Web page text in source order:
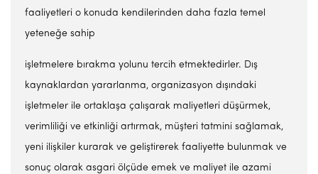
faaliyetleri o konuda kendilerinden daha fazla temel
yeteneğe sahip
işletmelere bırakma yolunu tercih etmektedirler. Dış
kaynaklardan yararlanma, organizasyon dışındaki
işletmeler ile ortaklaşa çalışarak maliyetleri düşürmek,
verimliliği ve etkinliği artırmak, müşteri tatmini sağlamak,
yeni ilişkiler kurarak ve geliştirerek faaliyette bulunmak ve
sonuç olarak asgari ölçüde emek ve maliyet ile azami